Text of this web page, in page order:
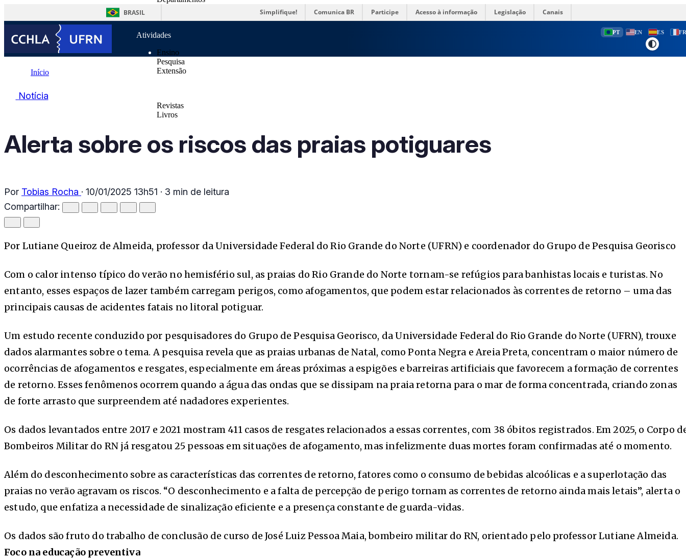
BRASIL Simplifique! Comunica BR Participe Acesso à informação Legislação Canais
Atividades
Ensino
Pesquisa
Extensão
Revistas
Livros
PT EN ES
Início
Notícia
Alerta sobre os riscos das praias potiguares
Notícia
Alerta sobre os riscos das praias potiguares
Por Tobias Rocha · 10/01/2025 13h51 · 3 min de leitura
Compartilhar:
Por Lutiane Queiroz de Almeida, professor da Universidade Federal do Rio Grande do Norte (UFRN) e coordenador do Grupo de Pesquisa Georisco
Com o calor intenso típico do verão no hemisfério sul, as praias do Rio Grande do Norte tornam-se refúgios para banhistas locais e turistas. No
entanto, esses espaços de lazer também carregam perigos, como afogamentos, que podem estar relacionados às correntes de retorno – uma das
principais causas de acidentes fatais no litoral potiguar.
Um estudo recente conduzido por pesquisadores do Grupo de Pesquisa Georisco, da Universidade Federal do Rio Grande do Norte (UFRN), trouxe
dados alarmantes sobre o tema. A pesquisa revela que as praias urbanas de Natal, como Ponta Negra e Areia Preta, concentram o maior número de
ocorrências de afogamentos e resgates, especialmente em áreas próximas a espigões e barreiras artificiais que favorecem a formação de correntes
de retorno. Esses fenômenos ocorrem quando a água das ondas que se dissipam na praia retorna para o mar de forma concentrada, criando zonas
de forte arrasto que surpreendem até nadadores experientes.
Os dados levantados entre 2017 e 2021 mostram 411 casos de resgates relacionados a essas correntes, com 38 óbitos registrados. Em 2025, o Corpo
Bombeiros Militar do RN já resgatou 25 pessoas em situações de afogamento, mas infelizmente duas mortes foram confirmadas até o momento.
Além do desconhecimento sobre as características das correntes de retorno, fatores como o consumo de bebidas alcoólicas e a superlotação das
praias no verão agravam os riscos. “O desconhecimento e a falta de percepção de perigo tornam as correntes de retorno ainda mais letais”, alerta o
estudo, que enfatiza a necessidade de sinalização eficiente e a presença constante de guarda-vidas.
Os dados são fruto do trabalho de conclusão de curso de José Luiz Pessoa Maia, bombeiro militar do RN, orientado pelo professor Lutiane Almeida.
Foco na educação preventiva